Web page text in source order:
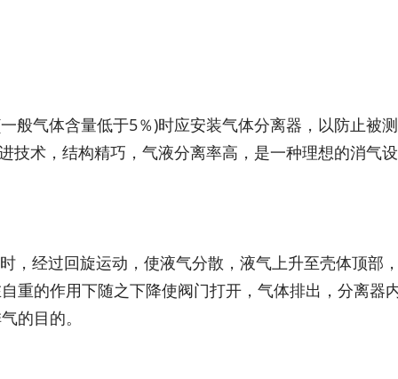
般气体含量低于5％)时应安装气体分离器，以防止被
技术，结构精巧，气液分离率高，是一种理想的消气设
，经过回旋运动，使液气分散，液气上升至壳体顶部
重的作用下随之下降使阀门打开，气体排出，分离器
的目的。